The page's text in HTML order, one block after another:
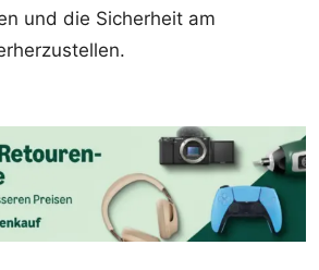
und die Sicherheit am